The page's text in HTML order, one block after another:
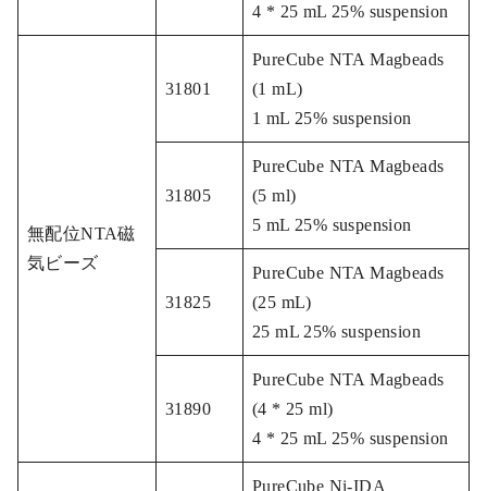
4 * 25 mL 25% suspension
無配位NTA磁
気ビーズ
31801
PureCube NTA Magbeads
(1 mL)
1 mL 25% suspension
31805
PureCube NTA Magbeads
(5 ml)
5 mL 25% suspension
31825
PureCube NTA Magbeads
(25 mL)
25 mL 25% suspension
31890
PureCube NTA Magbeads
(4 * 25 ml)
4 * 25 mL 25% suspension
PureCube Ni-IDA